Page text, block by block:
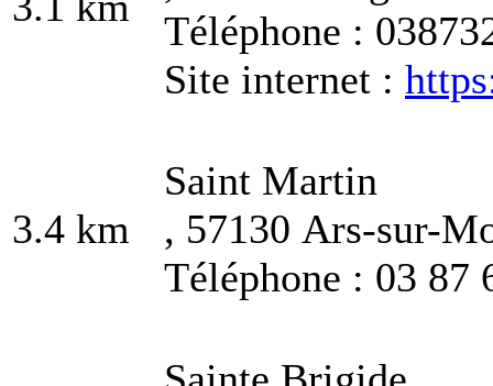
Téléphone :
Site internet :
3.4 km
Saint Martin
, 57130 Ars-sur-
Téléphone : 03 87